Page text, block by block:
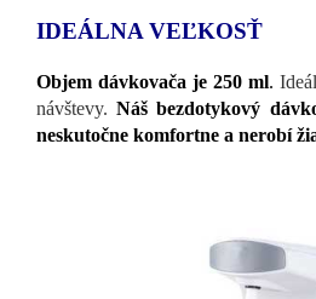
IDEÁLNA VEĽKOSŤ
Objem dávkovača je 250 ml.
návštevy.Náš bezdotykový
neskutočne komfortne a nerobí